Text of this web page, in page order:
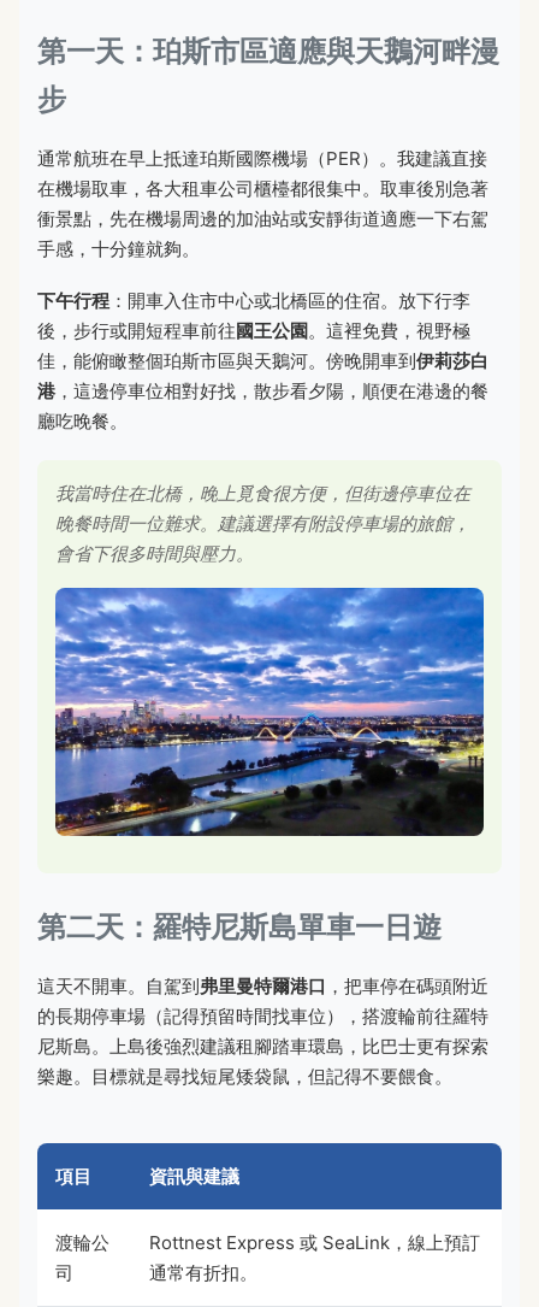
第一天：珀斯市區適應與天鵝河畔漫
步
通常航班在早上抵達珀斯國際機場（PER）。我建議直接
在機場取車，各大租車公司櫃檯都很集中。取車後別急著
衝景點，先在機場周邊的加油站或安靜街道適應一下右駕
手感，十分鐘就夠。
下午行程 ：開車入住市中心或北橋區的住宿。放下行李
後，步行或開短程車前往國王公園。這裡免費，視野極
佳，能俯瞰整個珀斯市區與天鵝河。傍晚開車到伊莉莎白
港，這邊停車位相對好找，散步看夕陽，順便在港邊的餐
廳吃晚餐。
我當時住在北橋，晚上覓食很方便，但街邊停車位在
晚餐時間一位難求。建議選擇有附設停車場的旅館，
會省下很多時間與壓力。
第二天：羅特尼斯島單車一日遊
這天不開車。自駕到弗里曼特爾港口 ，把車停在碼頭附近
的長期停車場（記得預留時間找車位），搭渡輪前往羅特
尼斯島。上島後強烈建議租腳踏車環島，比巴士更有探索
樂趣。目標就是尋找短尾矮袋鼠，但記得不要餵食。
項目 資訊與建議
渡輪公
司
Rottnest Express 或 SeaLink，線上預訂
通常有折扣。